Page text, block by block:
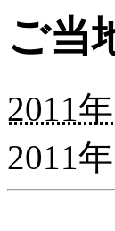
ご当
2011
2011